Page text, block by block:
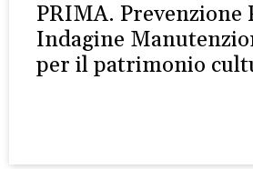
PRIMA. Prevenzione
Indagine
per il patrimonio